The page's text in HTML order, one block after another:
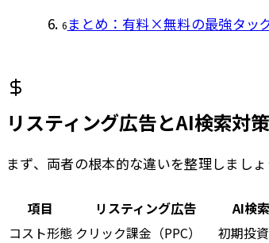
6まとめ：有料×無料の最強タッ
リスティング広告とAI検索対
まず、両者の根本的な違いを整理しまし
項目 リスティング広告
AI検
コスト形態 クリック課金（PPC）
初期投